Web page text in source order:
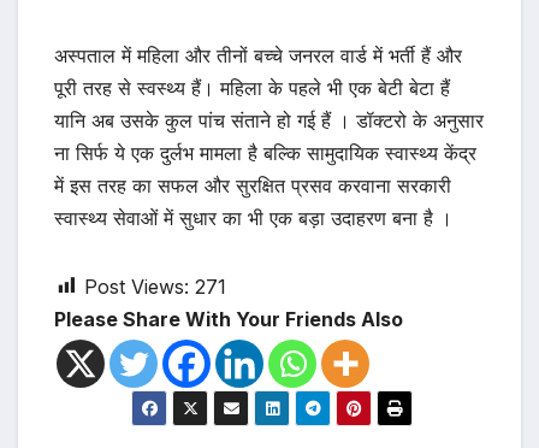
अस्पताल में महिला और तीनों बच्चे जनरल वार्ड में भर्ती हैं और
पूरी तरह से स्वस्थ्य हैं। महिला के पहले भी एक बेटी बेटा हैं
यानि अब उसके कुल पांच संताने हो गई हैं । डॉक्टरो के अनुसार
ना सिर्फ ये एक दुर्लभ मामला है बल्कि सामुदायिक स्वास्थ्य केंद्र
में इस तरह का सफल और सुरक्षित प्रसव करवाना सरकारी
स्वास्थ्य सेवाओं में सुधार का भी एक बड़ा उदाहरण बना है ।
Post Views: 271
Please Share With Your Friends Also